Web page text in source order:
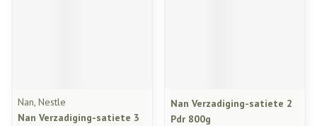
Nan, Nestle
Nan Verzadiging-satiete 3
Nan Verzadiging-satiete 2
Pdr 800g